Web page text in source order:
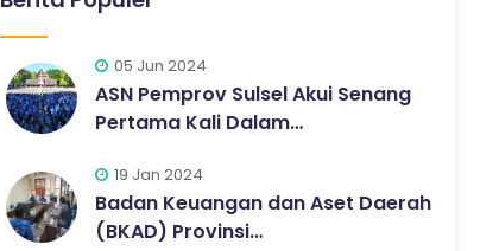
05 Jun 2024
ASN Pemprov Sulsel Akui Senang
Pertama Kali Dalam…
19 Jan 2024
Badan Keuangan dan Aset Daerah
(BKAD) Provinsi…